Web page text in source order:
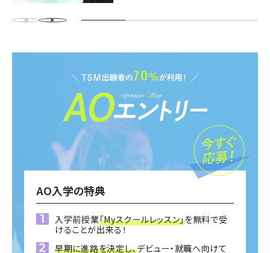
AO入学の特典
入学前授業「Myスクールレッスン」を無料で受
けることが出来る！
早期に進路を決定し、デビュー・就職へ向けて